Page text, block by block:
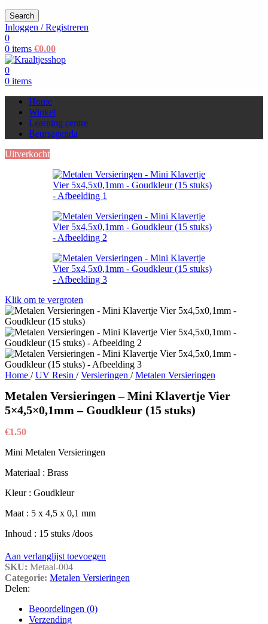
Search
Inloggen / Registreren
0
0 items €0.00
0
0 items
Home
Winkel
Learning centre
Beursagenda
Uitverkocht
Klik om te vergroten
Home / UV Resin / Versieringen / Metalen Versieringen
Metalen Versieringen – Mini Klavertje Vier
5×4,5×0,1mm – Goudkleur (15 stuks)
€1.50
Mini Metalen Versieringen
Materiaal : Brass
Kleur : Goudkleur
Maat : 5 x 4,5 x 0,1 mm
Inhoud : 15 stuks /doos
Aan verlanglijst toevoegen
SKU: Metaal-004
Categorie: Metalen Versieringen
Delen:
Beoordelingen (0)
Verzending